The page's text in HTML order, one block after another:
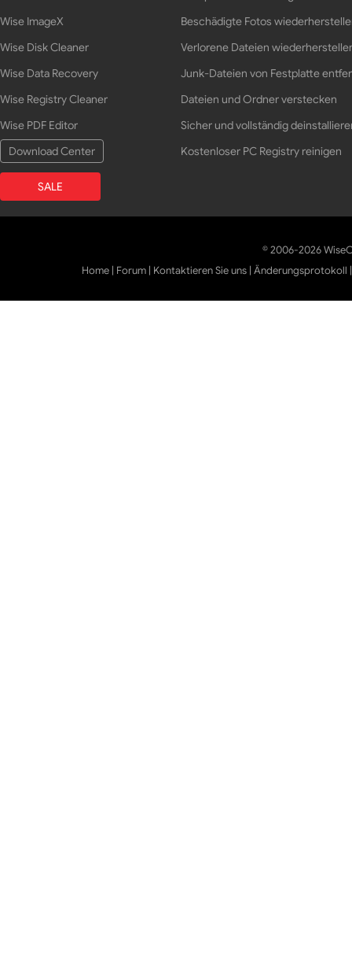
Wise ImageX
Wise Disk Cleaner
Wise Data Recovery
Wise Registry Cleaner
Wise PDF Editor
Download Center
SALE
Beschädigte Fotos
Verlorene Dateien
Junk-Dateien von Festplatte
Dateien und Ordner verstecken
Sicher und vollständig
Kostenloser PC Registry reinigen
© 2006-2026
Home | Forum | Kontaktieren Sie uns |Änderungsprotokoll